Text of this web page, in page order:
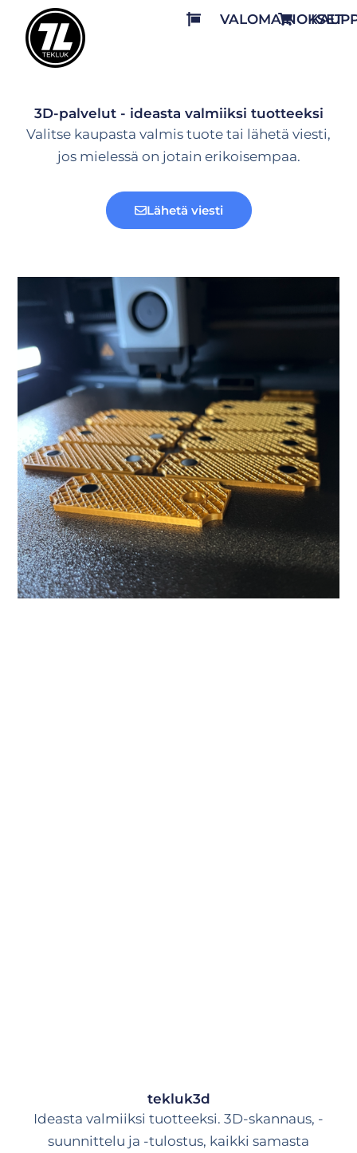
VALOMAINOKSET
3D-palvelut - ideasta valmiiksi tuotteeksi
Valitse kaupasta valmis tuote tai lähetä viesti,
jos mielessä on jotain erikoisempaa.
Lähetä viesti
tekluk3d
Ideasta valmiiksi tuotteeksi. 3D-skannaus, -
suunnittelu ja -tulostus, kaikki samasta